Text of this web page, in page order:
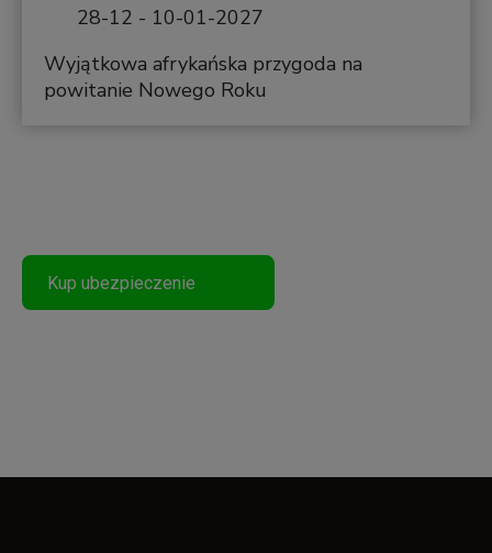
28-12 - 10-01-2027
Wyjątkowa afrykańska przygoda na
powitanie Nowego Roku
Kup ubezpieczenie